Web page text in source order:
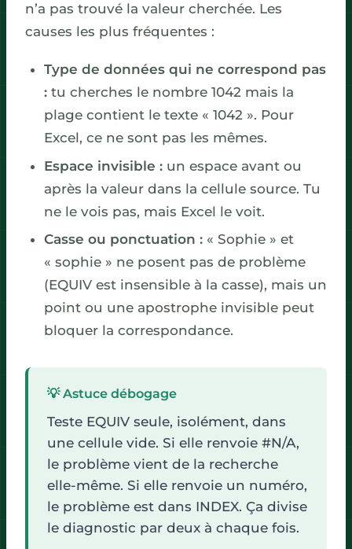
n’a pas trouvé la valeur cherchée. Les
causes les plus fréquentes :
Type de données qui ne correspond pas
:tu cherches le nombre 1042 mais la
plage contient le texte « 1042 ». Pour
Excel, ce ne sont pas les mêmes.
Espace invisible :un espace avant ou
après la valeur dans la cellule source. Tu
ne le vois pas, mais Excel le voit.
Casse ou ponctuation :« Sophie » et
« sophie » ne posent pas de problème
(EQUIV est insensible à la casse), mais un
point ou une apostrophe invisible peut
bloquer la correspondance.
💡 Astuce débogage
Teste EQUIV seule, isolément, dans
une cellule vide. Si elle renvoie #N/A,
le problème vient de la recherche
elle-même. Si elle renvoie un numéro,
le problème est dans INDEX. Ça divise
le diagnostic par deux à chaque fois.